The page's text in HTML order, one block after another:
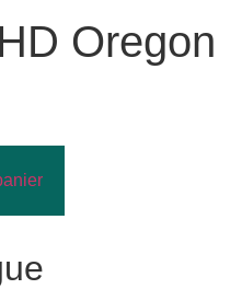
Oregon